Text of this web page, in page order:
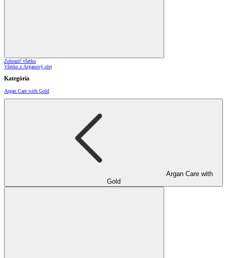
Zobraziť všetko
Všetko z Arganový olej
Kategória
Argan Care with Gold
Argan Care with
Gold